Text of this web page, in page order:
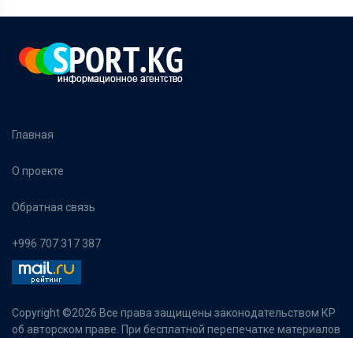
Главная
О проекте
Обратная связь
+996 707 317 387
Copyright ©2026 Все права защищены законодательством КР
об авторском праве. При бесплатной перепечатке материалов